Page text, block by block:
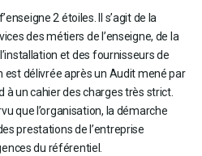
2 étoiles. Il s’agit de la
des métiers de l’enseigne, de la
et des fournisseurs de
délivrée après un Audit mené par
à un cahier des charges très strict.
que l’organisation, la démarche
prestations de l’entreprise
du référentiel.